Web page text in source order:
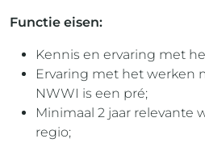
Functie eisen:
Kennis en ervaring met
Ervaring met het werken
NWWI is een pré;
Minimaal 2 jaar relevante
regio;